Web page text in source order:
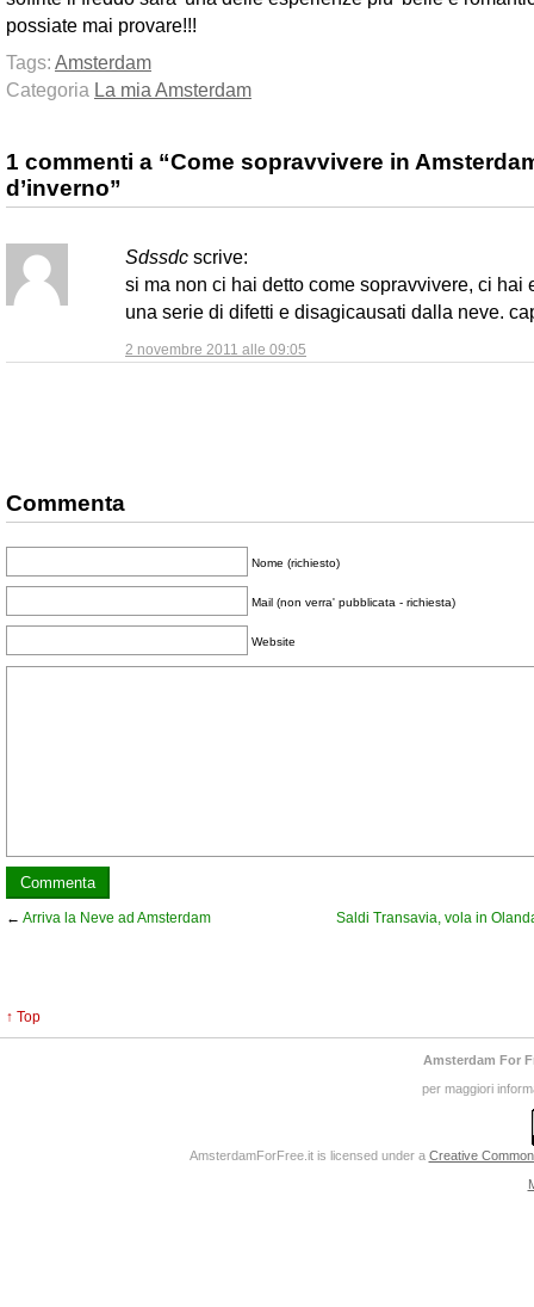
possiate mai provare!!!
Tags: Amsterdam
Categoria La mia Amsterdam
1 commenti a “Come sopravvivere in
d’inverno”
Sdssdc scrive:
2 novembre 2011 alle 09:05
si ma non ci hai detto come sopravvivere, ci hai
una serie di difetti e disagicausati dalla neve.
Commenta
Nome (richiesto)
Mail (non verra' pubblicata - richiesta)
Website
← Arriva la Neve ad Amsterdam Saldi Transavia, vola in
↑ Top
Amsterdam For
per maggiori
AmsterdamForFree.itis licensed under a Creative